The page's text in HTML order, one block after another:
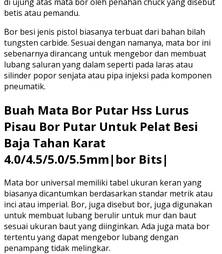
betis atau pemandu.
Bor besi jenis pistol biasanya terbuat dari bahan bilah
tungsten carbide. Sesuai dengan namanya, mata bor ini
sebenarnya dirancang untuk mengebor dan membuat
lubang saluran yang dalam seperti pada laras atau
silinder popor senjata atau pipa injeksi pada komponen
pneumatik.
Buah Mata Bor Putar Hss Lurus
Pisau Bor Putar Untuk Pelat Besi
Baja Tahan Karat
4.0/4.5/5.0/5.5mm|bor Bits|
Mata bor universal memiliki tabel ukuran keran yang
biasanya dicantumkan berdasarkan standar metrik atau
inci atau imperial. Bor, juga disebut bor, juga digunakan
untuk membuat lubang berulir untuk mur dan baut
sesuai ukuran baut yang diinginkan. Ada juga mata bor
tertentu yang dapat mengebor lubang dengan
penampang tidak melingkar.